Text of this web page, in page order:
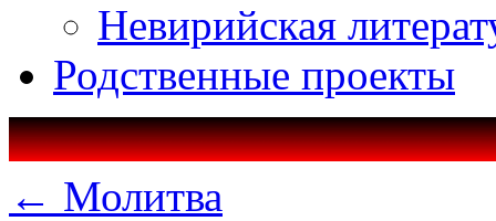
Невирийская
Родственные проекты
← Молитва